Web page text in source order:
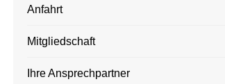
Anfahrt
Mitgliedschaft
Ihre Ansprechpartner